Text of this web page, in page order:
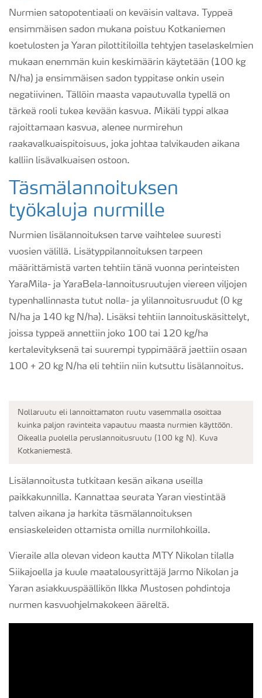
Nurmien satopotentiaali on keväisin valtava. Typpeä
ensimmäisen sadon mukana poistuu Kotkaniemen
koetulosten ja Yaran pilottitiloilla tehtyjen taselaskelmien
mukaan enemmän kuin keskimäärin käytetään (100 kg
N/ha) ja ensimmäisen sadon typpitase onkin usein
negatiivinen. Tällöin maasta vapautuvalla typellä on
tärkeä rooli tukea kevään kasvua. Mikäli typpi alkaa
rajoittamaan kasvua, alenee nurmirehun
raakavalkuaispitoisuus, joka johtaa talvikauden aikana
kalliin lisävalkuaisen ostoon.
Täsmälannoituksen
työkaluja nurmille
Nurmien lisälannoituksen tarve vaihtelee suuresti
vuosien välillä. Lisätyppilannoituksen tarpeen
määrittämistä varten tehtiin tänä vuonna perinteisten
YaraMila- ja YaraBela-lannoitusruutujen viereen viljojen
typenhallinnasta tutut nolla- ja ylilannoitusruudut (0 kg
N/ha ja 140 kg N/ha). Lisäksi tehtiin lannoituskäsittelyt,
joissa typpeä annettiin joko 100 tai 120 kg/ha
kertalevityksenä tai suurempi typpimäärä jaettiin osaan
100 + 20 kg N/ha eli tehtiin niin kutsuttu lisälannoitus.
Nollaruutu eli lannoittamaton ruutu vasemmalla osoittaa
kuinka paljon ravinteita vapautuu maasta nurmien käyttöön.
Oikealla puolella peruslannoitusruutu (100 kg N). Kuva
Kotkaniemestä.
Lisälannoitusta tutkitaan kesän aikana useilla
paikkakunnilla. Kannattaa seurata Yaran viestintää
talven aikana ja harkita täsmälannoituksen
ensiaskeleiden ottamista omilla nurmilohkoilla.
Vieraile alla olevan videon kautta MTY Nikolan tilalla
Siikajoella ja kuule maatalousyrittäjä Jarmo Nikolan ja
Yaran asiakkuuspäällikön Ilkka Mustosen pohdintoja
nurmen kasvuohjelmakokeen ääreltä.